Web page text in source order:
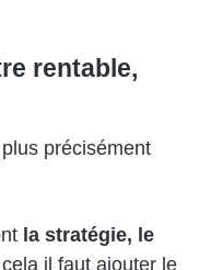
rentable,
précisément
la stratégie, le
il faut ajouter le